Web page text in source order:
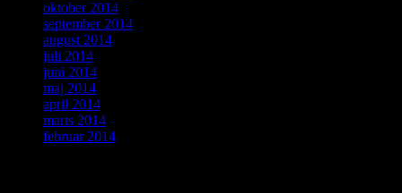
oktober 2014
september 2014
august 2014
juli 2014
juni 2014
maj 2014
april 2014
marts 2014
februar 2014